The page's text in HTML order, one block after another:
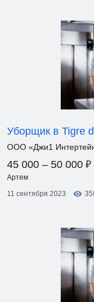
Уборщик в Tigre
ООО «Джи1
45 000 – 50 000 ₽
Артем
11 сентября 2023